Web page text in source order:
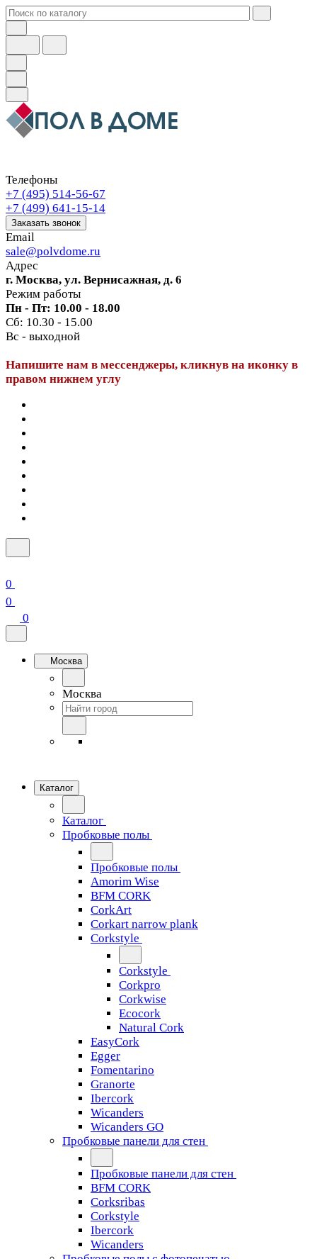
Телефоны
+7 (495) 514-56-67
+7 (499) 641-15-14
Заказать звонок
Email
sale@polvdome.ru
Адрес
г. Москва, ул. Вернисажная, д. 6
Режим работы
Пн - Пт: 10.00 - 18.00
Сб: 10.30 - 15.00
Вс - выходной
Напишите нам в мессенджеры, кликнув на иконку в
правом нижнем углу
0
0
0
Москва
Москва
Каталог
Каталог
Пробковые полы
Пробковые полы
Amorim Wise
BFM CORK
CorkArt
Corkart narrow plank
Corkstyle
Corkstyle
Corkpro
Corkwise
Ecocork
Natural Cork
EasyCork
Egger
Fomentarino
Granorte
Ibercork
Wicanders
Wicanders GO
Пробковые панели для стен
Пробковые панели для стен
BFM CORK
Corksribas
Corkstyle
Ibercork
Wicanders